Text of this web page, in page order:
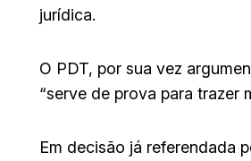
jurídica.
O PDT, por sua vez
“serve de prova para trazer
Em decisão já referendada